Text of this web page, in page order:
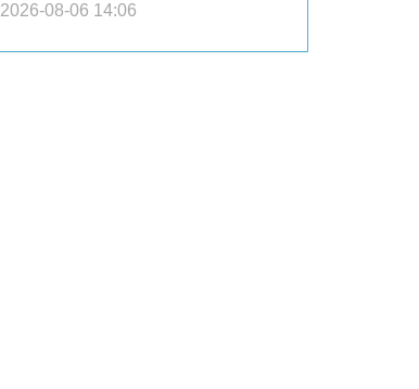
2026-08-06 14:06